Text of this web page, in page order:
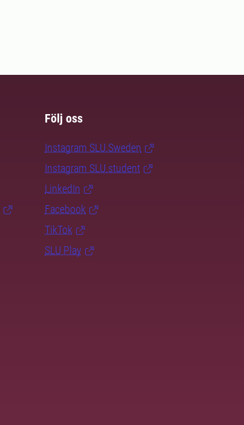
Följ oss
Instagram SLU.Sweden
Instagram SLU.student
LinkedIn
Facebook
TikTok
SLU Play